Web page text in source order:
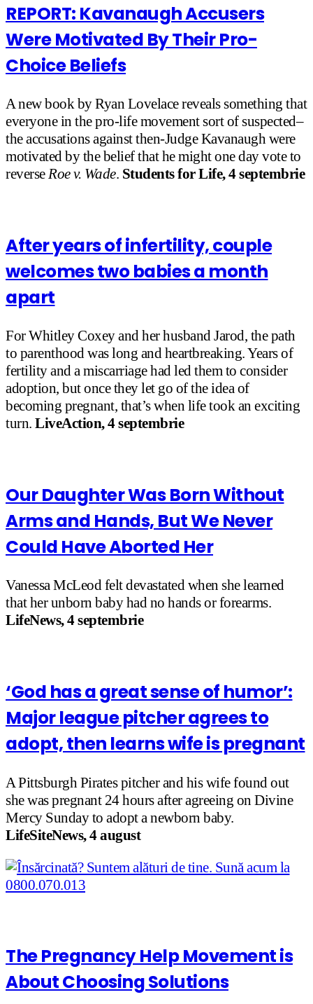
REPORT: Kavanaugh Accusers
Were Motivated By Their Pro-
Choice Beliefs
A new book by Ryan Lovelace reveals something that
everyone in the pro-life movement sort of suspected–
the accusations against then-Judge Kavanaugh were
motivated by the belief that he might one day vote to
reverseRoe v. Wade. Students for Life, 4 septembrie
After years of infertility, couple
welcomes two babies a month
apart
For Whitley Coxey and her husband Jarod, the path
to parenthood was long and heartbreaking. Years of
fertility and a miscarriage had led them to consider
adoption, but once they let go of the idea of
becoming pregnant, that’s when life took an exciting
turn. LiveAction, 4 septembrie
Our Daughter Was Born Without
Arms and Hands, But We Never
Could Have Aborted Her
Vanessa McLeod felt devastated when she learned
that her unborn baby had no hands or forearms.
LifeNews, 4 septembrie
‘God has a great sense of humor’:
Major league pitcher agrees to
adopt, then learns wife is pregnant
A Pittsburgh Pirates pitcher and his wife found out
she was pregnant 24 hours after agreeing on Divine
Mercy Sunday to adopt a newborn baby.
LifeSiteNews, 4 august
The Pregnancy Help Movement is
About Choosing Solutions